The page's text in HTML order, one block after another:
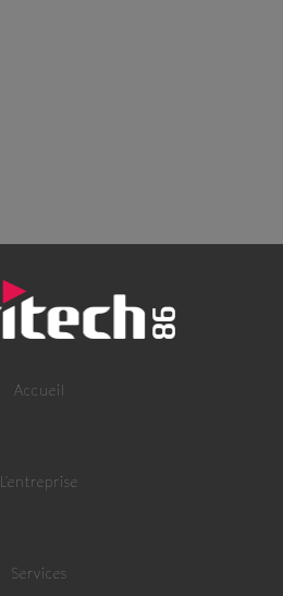
Accueil
L’entreprise
Services